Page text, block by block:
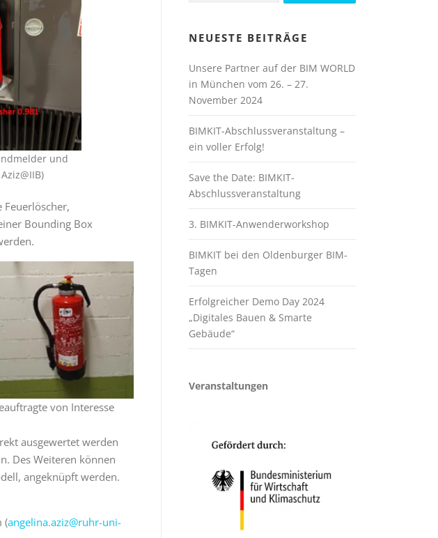
und
Feuerlöscher,
Bounding Box
von Interesse
ausgewertet werden
Des Weiteren können
angeknüpft werden.
(angelina.aziz@ruhr-uni-
NEUESTE BEITRÄGE
Unsere Partner auf der BIM WORLD
in München vom 26. – 27.
November 2024
BIMKIT-Abschlussveranstaltung –
ein voller Erfolg!
Save the Date: BIMKIT-
Abschlussveranstaltung
3. BIMKIT-Anwenderworkshop
BIMKIT bei den Oldenburger BIM-
Tagen
Erfolgreicher Demo Day 2024
„Digitales Bauen & Smarte
Gebäude“
Veranstaltungen